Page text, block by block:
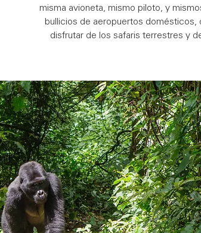
misma avioneta, mismo piloto, y
bullicios de aeropuertos domésticos,
disfrutar de los safaris terrestres y